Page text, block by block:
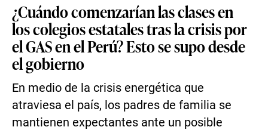
¿Cuándo comenzarían las clases en
los colegios estatales tras la crisis por
el GAS en el Perú? Esto se supo desde
el gobierno
En medio de la crisis energética que
atraviesa el país, los padres de familia se
mantienen expectantes ante un posible